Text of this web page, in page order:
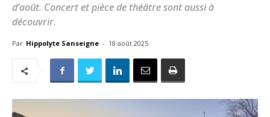
d’août. Concert et pièce de théâtre sont aussi à
découvrir.
Par Hippolyte Sanseigne - 18 août 2025